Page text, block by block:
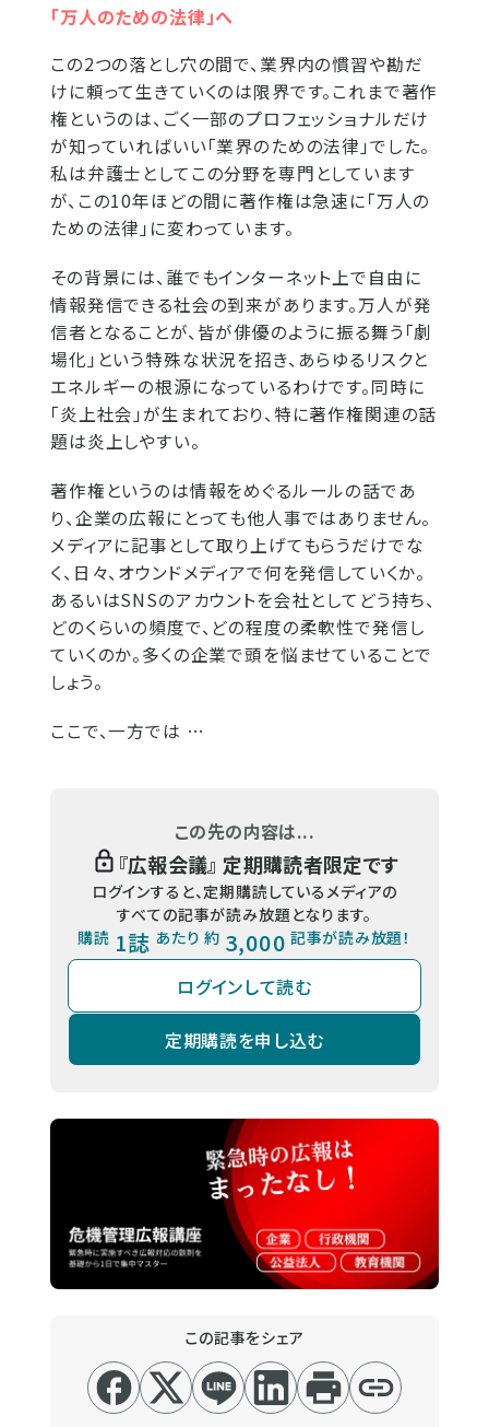
「万人のための法律」へ
この2つの落とし穴の間で、業界内の慣習や勘だ
けに頼って生きていくのは限界です。これまで著作
権というのは、ごく一部のプロフェッショナルだけ
が知っていればいい「業界のための法律」でした。
私は弁護士としてこの分野を専門としています
が、この10年ほどの間に著作権は急速に「万人の
ための法律」に変わっています。
その背景には、誰でもインターネット上で自由に
情報発信できる社会の到来があります。万人が発
信者となることが、皆が俳優のように振る舞う「劇
場化」という特殊な状況を招き、あらゆるリスクと
エネルギーの根源になっているわけです。同時に
「炎上社会」が生まれており、特に著作権関連の話
題は炎上しやすい。
著作権というのは情報をめぐるルールの話であ
り、企業の広報にとっても他人事ではありません。
メディアに記事として取り上げてもらうだけでな
く、日々、オウンドメディアで何を発信していくか。
あるいはSNSのアカウントを会社としてどう持ち、
どのくらいの頻度で、どの程度の柔軟性で発信し
ていくのか。多くの企業で頭を悩ませていることで
しょう。
ここで、一方では …
この先の内容は...
『広報会議』 定期購読者限定です
ログインすると、定期購読しているメディアの
すべての記事が読み放題となります。
購読 1誌 あたり 約 3,000 記事が読み放題！
ログインして読む
定期購読を申し込む
この記事をシェア